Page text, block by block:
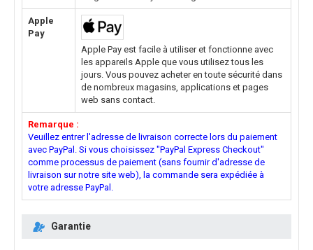
Apple
Pay
Apple Pay est facile à utiliser et fonctionne avec
les appareils Apple que vous utilisez tous les
jours. Vous pouvez acheter en toute sécurité dans
de nombreux magasins, applications et pages
web sans contact.
Remarque :
Veuillez entrer l'adresse de livraison correcte lors du paiement
avec PayPal. Si vous choisissez "PayPal Express Checkout"
comme processus de paiement (sans fournir d'adresse de
livraison sur notre site web), la commande sera expédiée à
votre adresse PayPal.
Garantie